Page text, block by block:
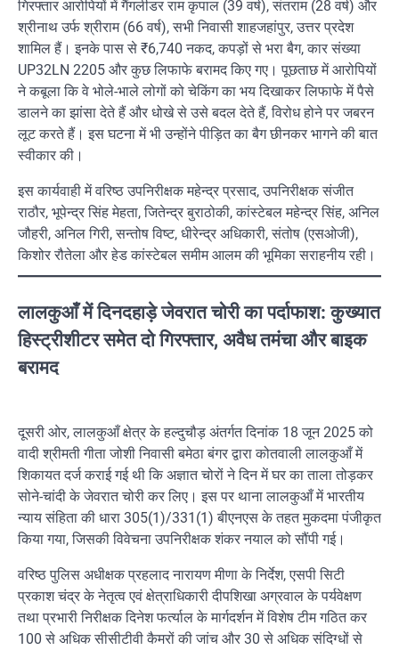
गिरफ्तार आरोपियों में गैंगलीडर राम कृपाल (39 वर्ष), संतराम (28 वर्ष) और
श्रीनाथ उर्फ श्रीराम (66 वर्ष), सभी निवासी शाहजहांपुर, उत्तर प्रदेश
शामिल हैं। इनके पास से ₹6,740 नकद, कपड़ों से भरा बैग, कार संख्या
UP32LN 2205 और कुछ लिफाफे बरामद किए गए। पूछताछ में आरोपियों
ने कबूला कि वे भोले-भाले लोगों को चेकिंग का भय दिखाकर लिफाफे में पैसे
डालने का झांसा देते हैं और धोखे से उसे बदल देते हैं, विरोध होने पर जबरन
लूट करते हैं। इस घटना में भी उन्होंने पीड़ित का बैग छीनकर भागने की बात
स्वीकार की।
इस कार्यवाही में वरिष्ठ उपनिरीक्षक महेन्द्र प्रसाद, उपनिरीक्षक संजीत
राठौर, भूपेन्द्र सिंह मेहता, जितेन्द्र बुराठोकी, कांस्टेबल महेन्द्र सिंह, अनिल
जौहरी, अनिल गिरी, सन्तोष विष्ट, धीरेन्द्र अधिकारी, संतोष (एसओजी),
किशोर रौतेला और हेड कांस्टेबल समीम आलम की भूमिका सराहनीय रही।
लालकुआँ में दिनदहाड़े जेवरात चोरी का पर्दाफाश: कुख्यात
हिस्ट्रीशीटर समेत दो गिरफ्तार, अवैध तमंचा और बाइक
बरामद
दूसरी ओर, लालकुआँ क्षेत्र के हल्दुचौड़ अंतर्गत दिनांक 18 जून 2025 को
वादी श्रीमती गीता जोशी निवासी बमेठा बंगर द्वारा कोतवाली लालकुआँ में
शिकायत दर्ज कराई गई थी कि अज्ञात चोरों ने दिन में घर का ताला तोड़कर
सोने-चांदी के जेवरात चोरी कर लिए। इस पर थाना लालकुआँ में भारतीय
न्याय संहिता की धारा 305(1)/331(1) बीएनएस के तहत मुकदमा पंजीकृत
किया गया, जिसकी विवेचना उपनिरीक्षक शंकर नयाल को सौंपी गई।
वरिष्ठ पुलिस अधीक्षक प्रहलाद नारायण मीणा के निर्देश, एसपी सिटी
प्रकाश चंद्र के नेतृत्व एवं क्षेत्राधिकारी दीपशिखा अग्रवाल के पर्यवेक्षण
तथा प्रभारी निरीक्षक दिनेश फर्त्याल के मार्गदर्शन में विशेष टीम गठित कर
100 से अधिक सीसीटीवी कैमरों की जांच और 30 से अधिक संदिग्धों से